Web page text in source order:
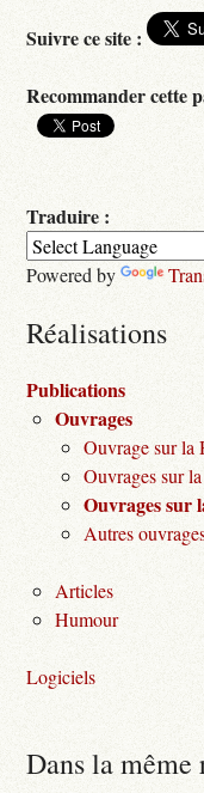
Suivre ce site :
Recommander cette
Traduire :
Powered by
Réalisations
Publications
Ouvrages
Ouvrage sur la
Ouvrages sur
Ouvrages sur
Autres
Articles
Humour
Logiciels
Dans la même